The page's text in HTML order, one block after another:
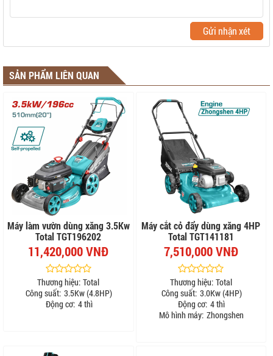
Gửi nhận xét
SẢN PHẨM LIÊN QUAN
Máy làm vườn dùng xăng 3.5Kw
Total TGT196202
11,420,000 VNĐ
Thương hiệu: Total
Công suất: 3.5Kw (4.8HP)
Động cơ: 4 thì
Máy cắt cỏ đẩy dùng xăng 4HP
Total TGT141181
7,510,000 VNĐ
Thương hiệu: Total
Công suất: 3.0Kw (4HP)
Động cơ: 4 thì
Mô hình máy: Zhongshen